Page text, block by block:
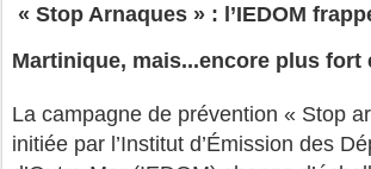
« Stop Arnaques » : l’IEDOM
Martinique, mais...encore plus fort
La campagne de prévention « Stop
initiée par l’Institut d’Émission des